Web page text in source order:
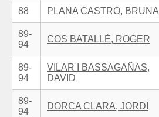
88 PLANA CASTRO, BRUNA
89-
94
COS BATALLÉ, ROGER
89-
94
VILAR I BASSAGAÑAS,
DAVID
89-
94
DORCA CLARA, JORDI